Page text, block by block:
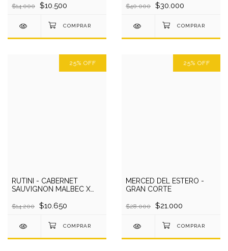
$14.000 $10.500
750 CC
$40.000 $30.000
25% OFF
RUTINI - CABERNET
SAUVIGNON MALBEC X
$14.200 $10.650
25% OFF
MERCED DEL ESTERO -
GRAN CORTE
$28.000 $21.000